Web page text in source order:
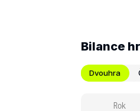
Bilance
Dvouhra
Rok